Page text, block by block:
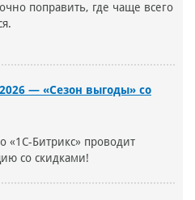
поправить, где чаще всего
— «Сезон выгоды» со
«1С-Битрикс» проводит
со скидками!